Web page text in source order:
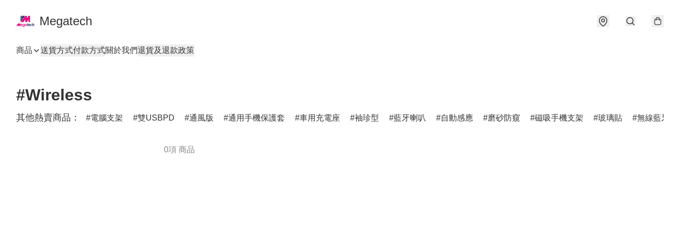
Megatech
商品 送貨方式付款方式關於我們退貨及退款政策
#Wireless
其他熱賣商品： 電腦支架 雙USBPD 通風版 通用手機保護套 車用充電座 袖珍型 藍牙喇叭 自動感應 磨砂防窺 磁吸手機支架 玻璃貼 無線藍牙耳
0項 商品